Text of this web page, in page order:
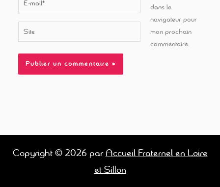
mail*
Site
dans le
navigateur pour
mon prochain
commentaire.
Copyright © 2026 par Accueil Fraternel en Loire
et Sillon